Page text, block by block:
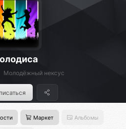
Молодёжный нексус
Маркет Альбомы